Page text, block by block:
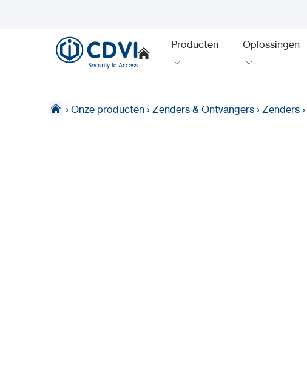
Producten Oplossingen
› Onze producten › Zenders & Ontvangers › Zenders ›